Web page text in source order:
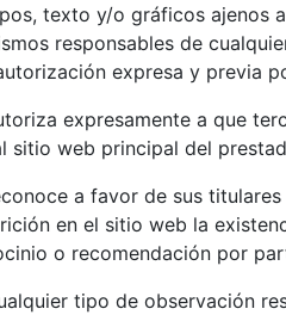
texto y/o gráficos ajenos
responsables de
expresa y previa
expresamente a que
sitio web principal del
a favor de sus
en el sitio web la
o recomendación por
tipo de observación